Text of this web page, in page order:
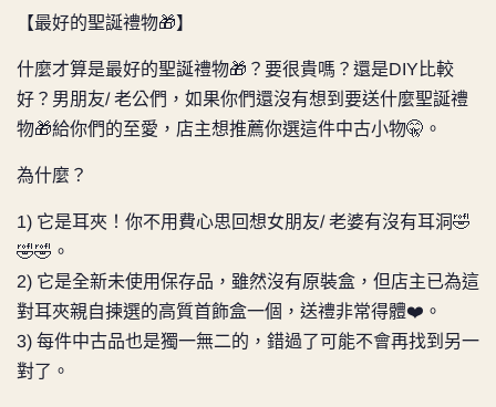
【最好的聖誕禮物🎁】
什麼才算是最好的聖誕禮物🎁？要很貴嗎？還是DIY比較
好？男朋友/ 老公們，如果你們還沒有想到要送什麼聖誕禮
物🎁給你們的至愛，店主想推薦你選這件中古小物🤫。
為什麼？
1) 它是耳夾！你不用費心思回想女朋友/ 老婆有沒有耳洞🤣
🤣🤣。
2) 它是全新未使用保存品，雖然沒有原裝盒，但店主已為這
對耳夾親自揀選的高質首飾盒一個，送禮非常得體❤️。
3) 每件中古品也是獨一無二的，錯過了可能不會再找到另一
對了。